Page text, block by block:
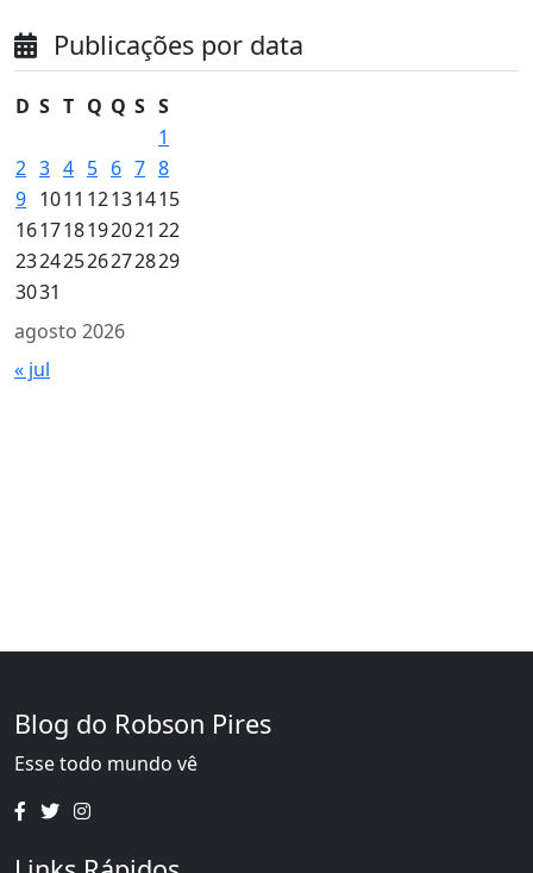
Publicações por data
agosto 2026
D S T Q Q S S
1
2 3 4 5 6 7 8
9 1011 12131415
161718192021 22
23242526272829
3031
« jul
Blog do Robson Pires
Esse todo mundo vê